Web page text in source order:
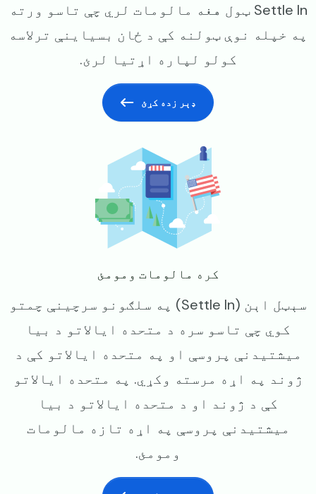
Settle In ټول هغه مالومات لري چې تاسو ورته
په خپله نوې ټولنه کې د ځان بسیاینې ترلاسه
کولو لپاره اړتیا لرئ.
ډېر زده کړئ
کره مالومات ومومئ
سېټل اېن (Settle In) په سلګونو سرچینې چمتو
کوي چې تاسو سره د متحده ایالاتو د بیا
میشتیدنې پروسې او په متحده ایالاتو کې د
ژوند په اړه مرسته وکړي. په متحده ایالاتو
کې د ژوند او د متحده ایالاتو د بیا
میشتیدنې پروسې په اړه تازه مالومات
ومومئ.